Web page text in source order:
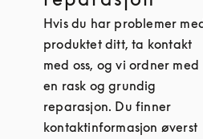
Hvis du har problemer
produktet ditt, ta kontakt
med oss, og vi ordner med
en rask og grundig
reparasjon. Du finner
kontaktinformasjon øverst